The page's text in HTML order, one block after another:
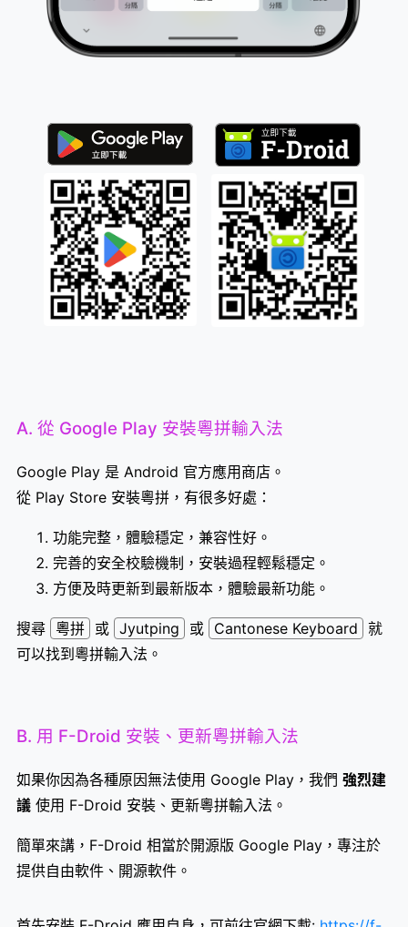
A. 從 Google Play 安裝粵拼輸入法
Google Play 是 Android 官方應用商店。
從 Play Store 安裝粵拼，有很多好處：
功能完整，體驗穩定，兼容性好。
完善的安全校驗機制，安裝過程輕鬆穩定。
方便及時更新到最新版本，體驗最新功能。
搜尋 粵拼 或 Jyutping 或 Cantonese Keyboard 就
可以找到粵拼輸入法。
B. 用 F-Droid 安裝、更新粵拼輸入法
如果你因為各種原因無法使用 Google Play，我們 強烈建
議使用 F-Droid 安裝、更新粵拼輸入法。
簡單來講，F-Droid 相當於開源版 Google Play，專注於
提供自由軟件、開源軟件。